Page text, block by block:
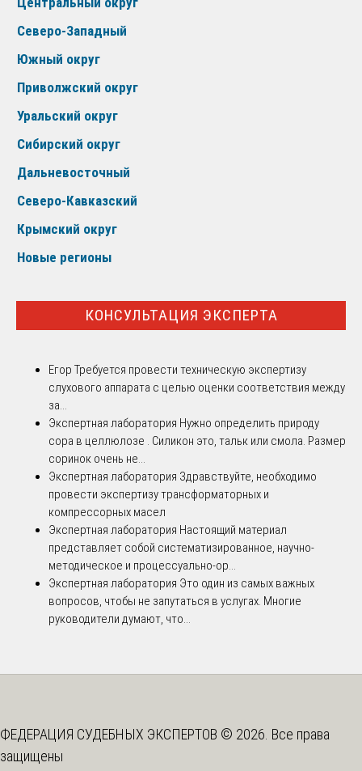
Северо-Западный
Южный округ
Приволжский округ
Уральский округ
Сибирский округ
Дальневосточный
Северо-Кавказский
Крымский округ
Новые регионы
КОНСУЛЬТАЦИЯ ЭКСПЕРТА
Егор Требуется провести техническую экспертизу
слухового аппарата с целью оценки соответствия между
за...
Экспертная лаборатория Нужно определить природу
сора в целлюлозе . Силикон это, тальк или смола. Размер
соринок очень не...
Экспертная лаборатория Здравствуйте, необходимо
провести экспертизу трансформаторных и
компрессорных масел
Экспертная лаборатория Настоящий материал
представляет собой систематизированное, научно-
методическое и процессуально-ор...
Экспертная лаборатория Это один из самых важных
вопросов, чтобы не запутаться в услугах. Многие
руководители думают, что...
ФЕДЕРАЦИЯ СУДЕБНЫХ ЭКСПЕРТОВ © 2026. Все права
защищены